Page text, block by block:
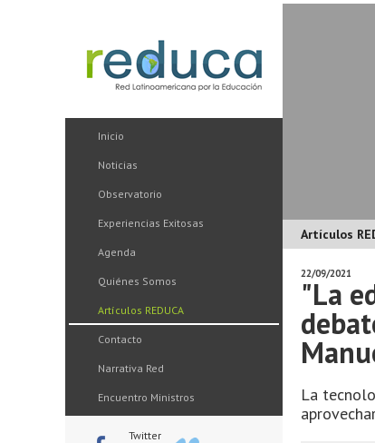
Inicio
Noticias
Observatorio
Experiencias Exitosas
Agenda
Quiénes Somos
Artículos REDUCA
Contacto
Narrativa Red
Encuentro Ministros
Twitter
Artículos
22/09/2021
"La
La